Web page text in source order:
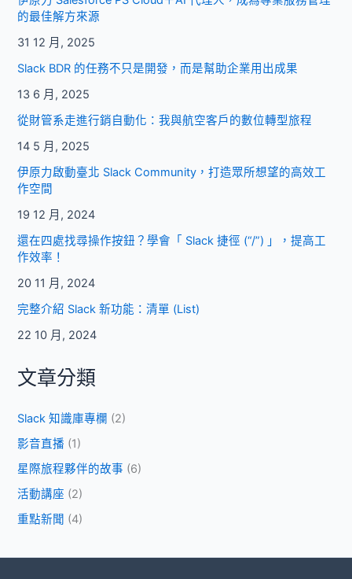
態
度
是
至
重
要
的
的最佳解方來源
31 12 月, 2025
Slack BDR 的任務不只是開發，而是幫助企業用出成果
13 6 月, 2025
從財管系走進行銷自動化：我與航空客戶的數位轉型旅程
14 5 月, 2025
伊原力啟動臺北 Slack Community，打造眾所想望的高效工
作空間
19 12 月, 2024
還在四處找尋操作按鈕？學會「 Slack 捷徑 (“/”) 」，提高工
作效率！
20 11 月, 2024
完整介紹 Slack 新功能：清單 (List)
22 10 月, 2024
文章分類
Slack 知識庫專欄 (2)
影音直播 (1)
星際旅程夥伴的故事 (6)
活動講座 (2)
重點新聞 (4)